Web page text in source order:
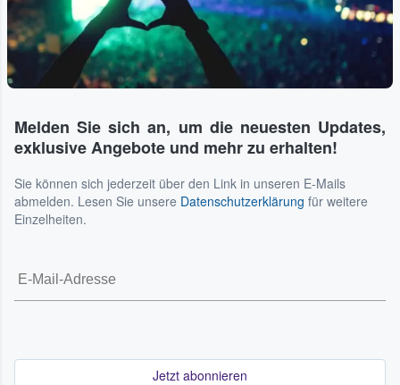
Melden Sie sich an, um die neuesten Updates,
exklusive Angebote und mehr zu erhalten!
Sie können sich jederzeit über den Link in unseren E-Mails
abmelden. Lesen Sie unsere Datenschutzerklärung für weitere
Einzelheiten.
Jetzt abonnieren